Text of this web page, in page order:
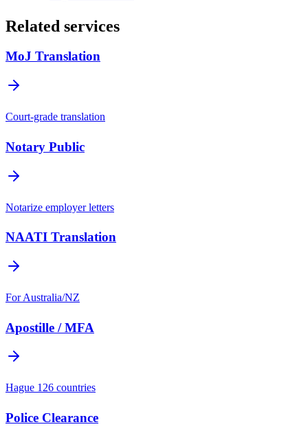
Related services
MoJ Translation
Court-grade translation
Notary Public
Notarize employer letters
NAATI Translation
For Australia/NZ
Apostille / MFA
Hague 126 countries
Police Clearance